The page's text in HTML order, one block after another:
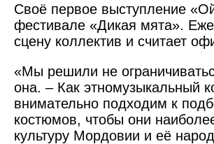
Своё первое выступление
фестивале «Дикая мята».
сцену коллектив и считает
«Мы решили не
она. – Как этномузыкальный
внимательно подходим к
костюмов, чтобы они
культуру Мордовии и её